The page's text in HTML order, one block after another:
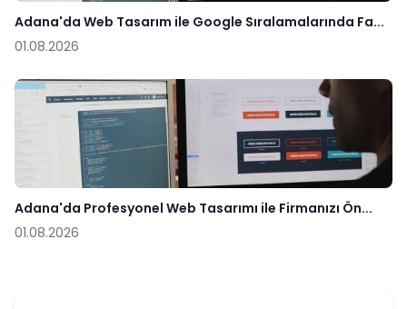
Adana'da Web Tasarım ile Google Sıralamalarında Fa...
01.08.2026
Adana'da Profesyonel Web Tasarımı ile Firmanızı Ön...
01.08.2026